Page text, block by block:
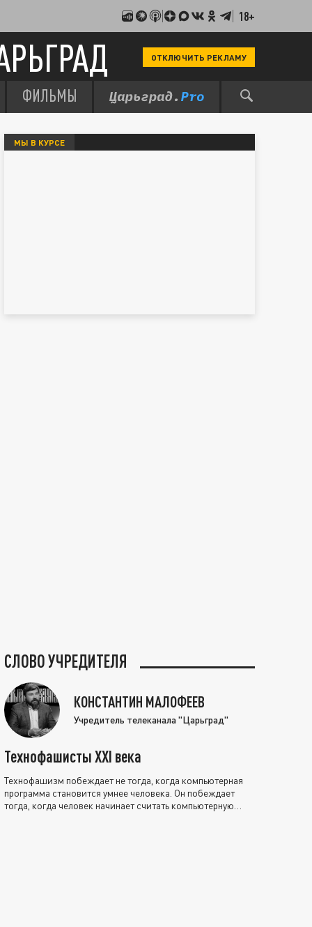
18+
ОТКЛЮЧИТЬ РЕКЛАМУ
ФИЛЬМЫ
МЫ В КУРСЕ
СЛОВО УЧРЕДИТЕЛЯ
КОНСТАНТИН МАЛОФЕЕВ
Учредитель телеканала "Царьград"
Технофашисты XXI века
Технофашизм побеждает не тогда, когда компьютерная
программа становится умнее человека. Он побеждает
тогда, когда человек начинает считать компьютерную